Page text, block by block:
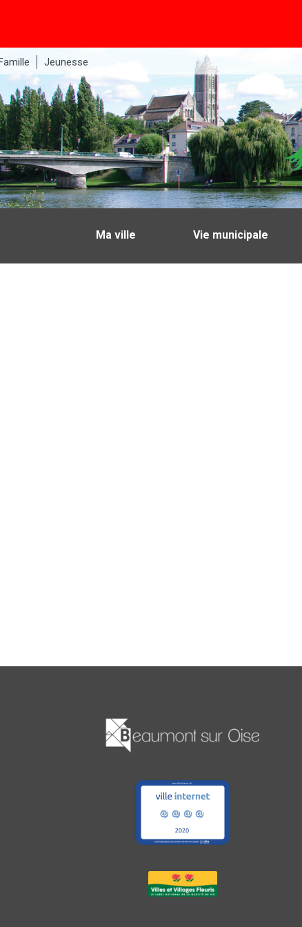
Jeunesse
Ma ville Vie municipale